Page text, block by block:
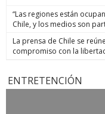
“Las regiones están
Chile, y los medios son
La prensa de Chile se
compromiso con la
ENTRETENCIÓN